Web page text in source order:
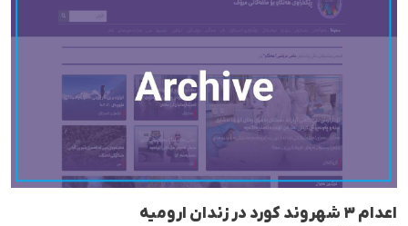
اعدام ٣ شهروند کورد در زندان ارومیە